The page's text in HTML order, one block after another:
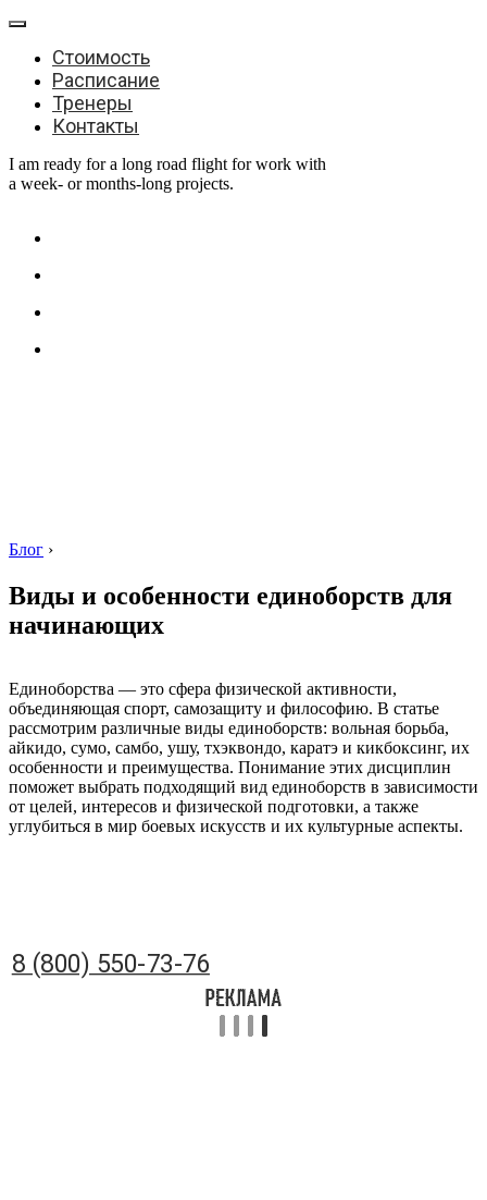
Стоимость
Расписание
Тренеры
Контакты
I am ready for a long road flight for work with
a week- or months-long projects.
8 (800) 550-73-76
Блог ›
Виды и особенности единоборств для
начинающих
Единоборства — это сфера физической активности,
объединяющая спорт, самозащиту и философию. В статье
рассмотрим различные виды единоборств: вольная борьба,
айкидо, сумо, самбо, ушу, тхэквондо, каратэ и кикбоксинг, их
особенности и преимущества. Понимание этих дисциплин
поможет выбрать подходящий вид единоборств в зависимости
от целей, интересов и физической подготовки, а также
углубиться в мир боевых искусств и их культурные аспекты.